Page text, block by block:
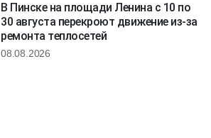
В Пинске на площади Ленина с 10 по
30 августа перекроют движение из-за
ремонта теплосетей
08.08.2026